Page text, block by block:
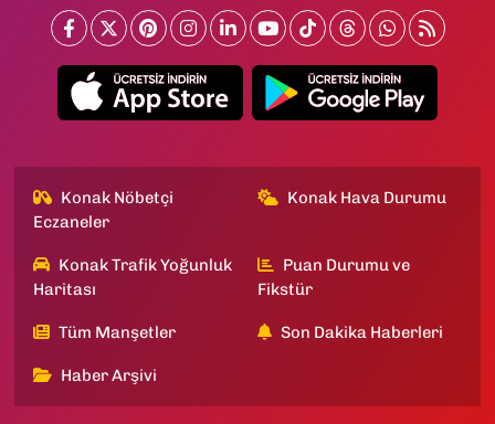
Konak Nöbetçi
Eczaneler
Konak Hava Durumu
Konak Trafik Yoğunluk
Haritası
Puan Durumu ve
Fikstür
Tüm Manşetler Son Dakika Haberleri
Haber Arşivi